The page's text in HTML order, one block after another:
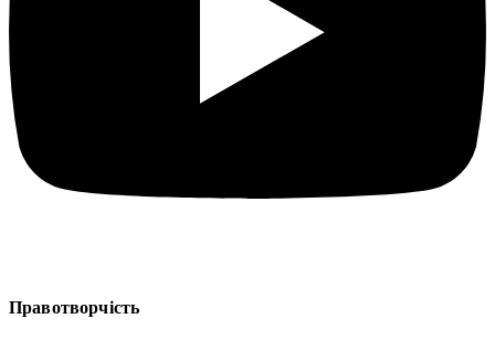
Правотворчість